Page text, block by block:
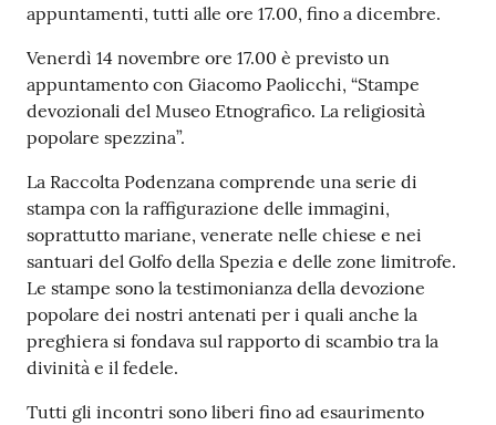
A
n
a
g
r
f
i
c
i
o
n
l
i
n
appuntamenti, tutti alle ore 17.00, fino a dicembre.
Venerdì 14 novembre ore 17.00 è previsto un
appuntamento con Giacomo Paolicchi, “Stampe
devozionali del Museo Etnografico. La religiosità
popolare spezzina”.
La Raccolta Podenzana comprende una serie di
stampa con la raffigurazione delle immagini,
soprattutto mariane, venerate nelle chiese e nei
santuari del Golfo della Spezia e delle zone limitrofe.
Le stampe sono la testimonianza della devozione
popolare dei nostri antenati per i quali anche la
preghiera si fondava sul rapporto di scambio tra la
divinità e il fedele.
Tutti gli incontri sono liberi fino ad esaurimento